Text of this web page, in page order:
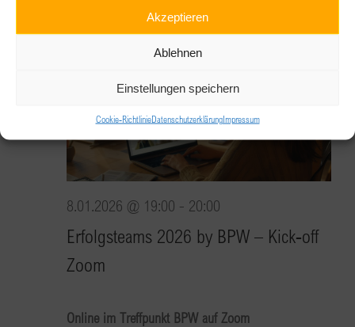
Akzeptieren
Ablehnen
Einstellungen speichern
Cookie-RichtlinieDatenschutzerklärungImpressum
Erfolgsteams 2026 by BPW – Kick-off
Zoom
8.01.2026 @ 19:00 - 20:00
Online im Treffpunkt BPW auf Zoom